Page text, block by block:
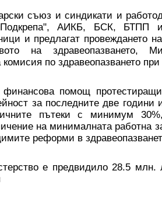
съюз и синдикати и
АИКБ, БСК, БТПП и
и предлагат провеждането
на здравеопазването,
комисия по здравеопазването
финансова помощ
за последните две години
пътеки с минимум
на минималната работна
реформи в
е предвидило 28.5